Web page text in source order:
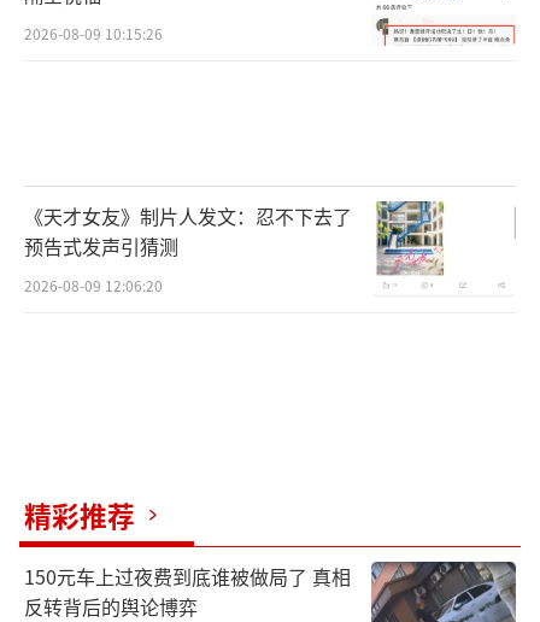
2026-08-09 10:15:26
《天才女友》制片人发文：忍不下去了
预告式发声引猜测
2026-08-09 12:06:20
精彩推荐
150元车上过夜费到底谁被做局了 真相
反转背后的舆论博弈